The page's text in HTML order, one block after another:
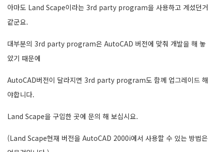
아마도 Land Scape이라는 3rd party program을 사용하고 계셨던거
같군요.
대부분의 3rd party program은 AutoCAD 버전에 맞춰 개발을 해 놓
았기 때문에
AutoCAD버전이 달라지면 3rd party program도 함께 업그레이드 해
야합니다.
Land Scape을 구입한 곳에 문의 해 보십시요.
(Land Scape현재 버전을 AutoCAD 2000i에서 사용할 수 있는 방법은